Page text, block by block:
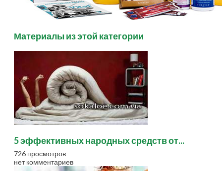
Материалы из этой категории
5 эффективных народных средств от...
726 просмотров
нет комментариев